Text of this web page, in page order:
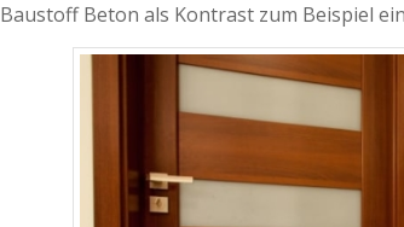
Beton als Kontrast zum Beispiel